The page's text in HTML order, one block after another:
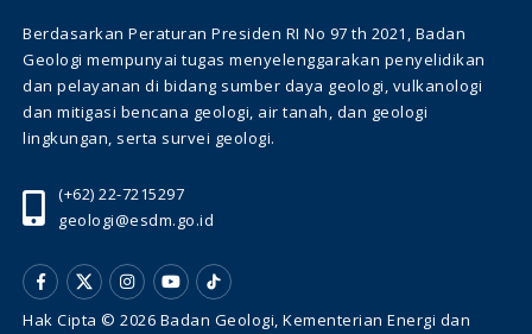
Berdasarkan Peraturan Presiden RI No 97 th 2021, Badan
Geologi mempunyai tugas menyelenggarakan penyelidikan
dan pelayanan di bidang sumber daya geologi, vulkanologi
dan mitigasi bencana geologi, air tanah, dan geologi
lingkungan, serta survei geologi.
(+62) 22-7215297
geologi@esdm.go.id
Hak Cipta © 2026 Badan Geologi, Kementerian Energi dan